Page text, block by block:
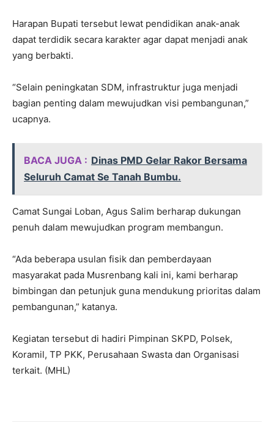
Harapan Bupati tersebut lewat pendidikan anak-anak
dapat terdidik secara karakter agar dapat menjadi anak
yang berbakti.
“Selain peningkatan SDM, infrastruktur juga menjadi
bagian penting dalam mewujudkan visi pembangunan,”
ucapnya.
BACA JUGA : Dinas PMD Gelar Rakor Bersama
Seluruh Camat Se Tanah Bumbu.
Camat Sungai Loban, Agus Salim berharap dukungan
penuh dalam mewujudkan program membangun.
“Ada beberapa usulan fisik dan pemberdayaan
masyarakat pada Musrenbang kali ini, kami berharap
bimbingan dan petunjuk guna mendukung prioritas dalam
pembangunan,” katanya.
Kegiatan tersebut di hadiri Pimpinan SKPD, Polsek,
Koramil, TP PKK, Perusahaan Swasta dan Organisasi
terkait. (MHL)